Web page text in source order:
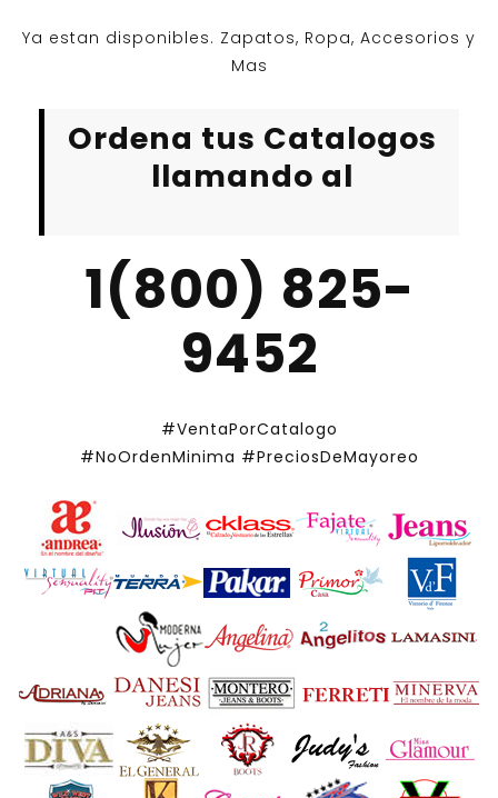
Ya estan disponibles. Zapatos, Ropa, Accesorios y
Mas
Ordena tus Catalogos
llamando al
1(800) 825-
9452
#VentaPorCatalogo
#NoOrdenMinima #PreciosDeMayoreo